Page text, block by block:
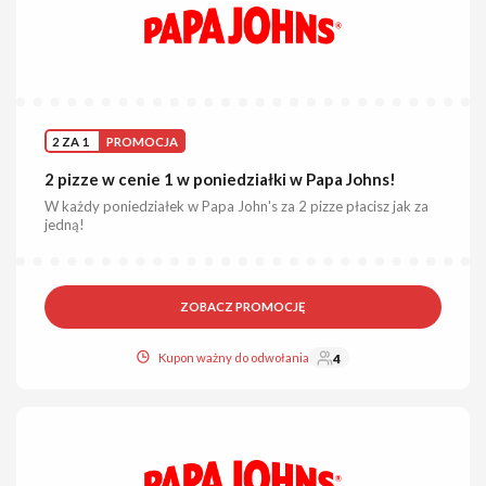
2 ZA 1 PROMOCJA
2 pizze w cenie 1 w poniedziałki w Papa Johns!
W każdy poniedziałek w Papa John's za 2 pizze płacisz jak za
jedną!
ZOBACZ PROMOCJĘ
Kupon ważny do odwołania 4